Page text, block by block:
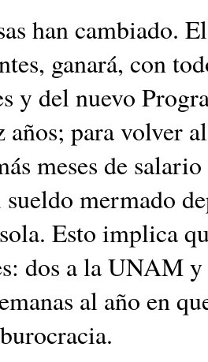
han cambiado.
ganará, con
y del nuevo
años; para volver
meses de
mermado
Esto implica
dos a la UNAM
al año en